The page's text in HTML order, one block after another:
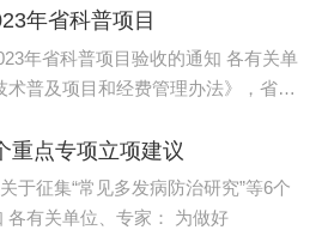
年省科普项目
年省科普项目验收的通知 各有关单
普及项目和经费管理办法》，省科
重点专项立项建议
于征集“常见多发病防治研究”等6个
重点专项立项建议的通知 各有关单位、专家： 为做好